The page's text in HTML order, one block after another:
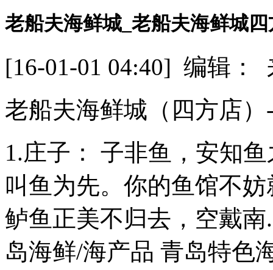
老船夫海鲜城_老船夫海鲜城
[16-01-01 04:40] 编辑
老船夫海鲜城（四方店
1.庄子： 子非鱼，安知
叫鱼为先。你的鱼馆不
鲈鱼正美不归去，空戴
岛海鲜/海产品 青岛特色